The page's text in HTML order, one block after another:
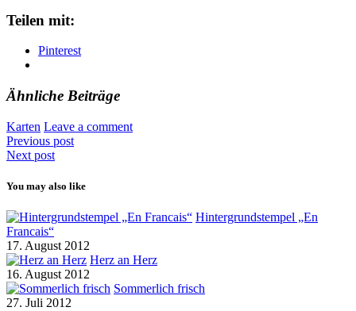
Teilen mit:
Pinterest
Ähnliche Beiträge
Karten Leave a comment
Previous post
Next post
You may also like
Hintergrundstempel „En
Francais“
17. August 2012
Herz an Herz
16. August 2012
Sommerlich frisch
27. Juli 2012